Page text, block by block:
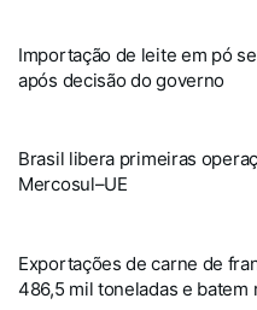
Importação de leite em pó
após decisão do governo
Brasil libera primeiras
Mercosul–UE
Exportações de carne de
486,5 mil toneladas e batem